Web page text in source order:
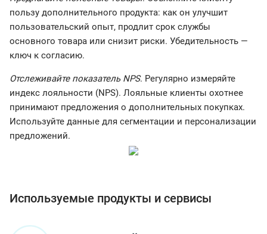
пользу дополнительного продукта: как он улучшит
пользовательский опыт, продлит срок службы
основного товара или снизит риски. Убедительность —
ключ к согласию.
Отслеживайте показатель NPS. Регулярно измеряйте
индекс лояльности (NPS). Лояльные клиенты охотнее
принимают предложения о дополнительных покупках.
Используйте данные для сегментации и персонализации
предложений.
Используемые продукты и сервисы